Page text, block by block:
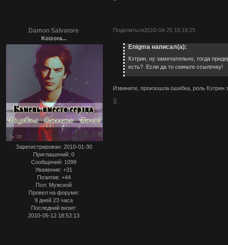
Поделиться2010-04-25 15:19:25
Damon Salvatore
Koizora...
Зарегистрирован: 2010-01-30
Приглашений: 0
Сообщений: 1099
Уважение: +31
Позитив: +44
Пол: Мужской
Провел на форуме:
9 дней 23 часа
Последний визит:
2010-05-12 18:53:13
Enigma написал(а):
Кэтрин, ну замечательно, тогда
есть? Если да то скиньте ссылочку!
Извините, произошла ошибка, роль Кэтрин
0